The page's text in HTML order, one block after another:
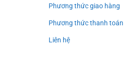
Phương thức giao hàng
Phương thức thanh toán
Liên hệ